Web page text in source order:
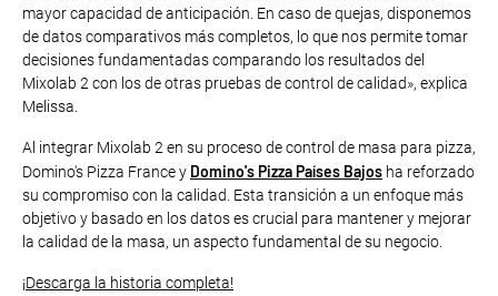
mayor capacidad de anticipación. En caso de quejas, disponemos
de datos comparativos más completos, lo que nos permite tomar
decisiones fundamentadas comparando los resultados del
Mixolab 2 con los de otras pruebas de control de calidad», explica
Melissa.
Al integrar Mixolab 2 en su proceso de control de masa para pizza,
Domino's Pizza France y Domino's Pizza Países Bajos ha reforzado
su compromiso con la calidad. Esta transición a un enfoque más
objetivo y basado en los datos es crucial para mantener y mejorar
la calidad de la masa, un aspecto fundamental de su negocio.
¡Descarga la historia completa!